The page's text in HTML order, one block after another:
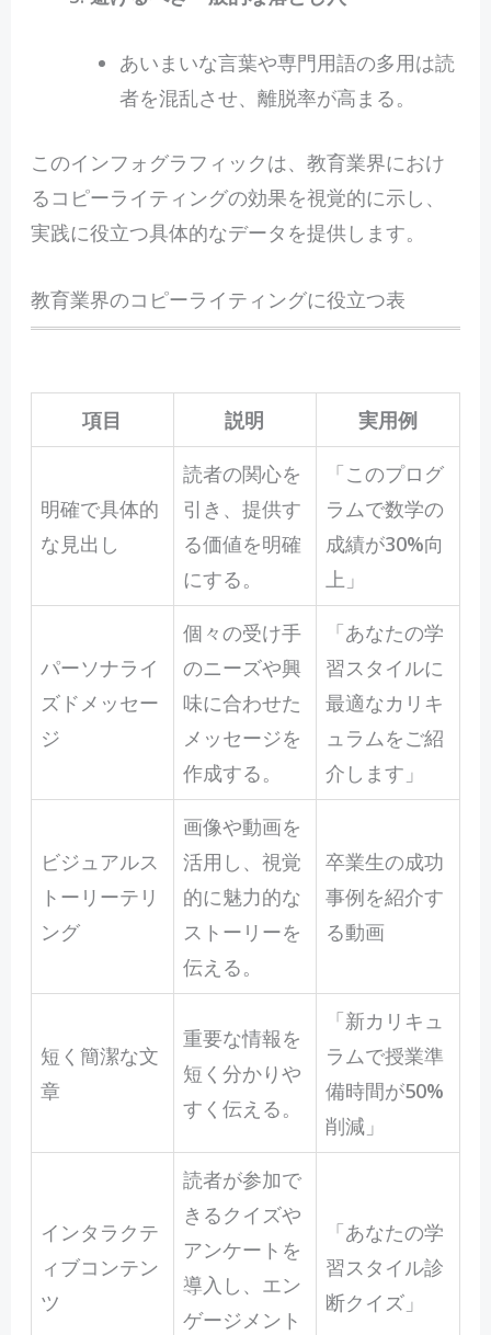
あいまいな言葉や専門用語の多用は読
者を混乱させ、離脱率が高まる。
このインフォグラフィックは、教育業界におけ
るコピーライティングの効果を視覚的に示し、
実践に役立つ具体的なデータを提供します。
教育業界のコピーライティングに役立つ表
項目 説明 実用例
明確で具体的
な見出し
読者の関心を
引き、提供す
る価値を明確
にする。
「このプログ
ラムで数学の
成績が30%向
上」
パーソナライ
ズドメッセー
ジ
個々の受け手
のニーズや興
味に合わせた
メッセージを
作成する。
「あなたの学
習スタイルに
最適なカリキ
ュラムをご紹
介します」
ビジュアルス
トーリーテリ
ング
画像や動画を
活用し、視覚
的に魅力的な
ストーリーを
伝える。
卒業生の成功
事例を紹介す
る動画
短く簡潔な文
章
重要な情報を
短く分かりや
すく伝える。
「新カリキュ
ラムで授業準
備時間が50%
削減」
インタラクテ
ィブコンテン
ツ
読者が参加で
きるクイズや
アンケートを
導入し、エン
ゲージメント
「あなたの学
習スタイル診
断クイズ」